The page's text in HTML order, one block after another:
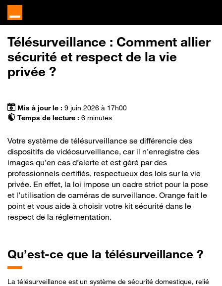
Télésurveillance : Comment allier
sécurité et respect de la vie
privée ?
Mis à jour le : 9 juin 2026 à 17h00
Temps de lecture : 6 minutes
Votre système de télésurveillance se différencie des
dispositifs de vidéosurveillance, car il n’enregistre des
images qu’en cas d’alerte et est géré par des
professionnels certifiés, respectueux des lois sur la vie
privée. En effet, la loi impose un cadre strict pour la pose
et l’utilisation de caméras de surveillance. Orange fait le
point et vous aide à choisir votre kit sécurité dans le
respect de la réglementation.
Qu’est-ce que la télésurveillance ?
La télésurveillance est un système de sécurité domestique, relié